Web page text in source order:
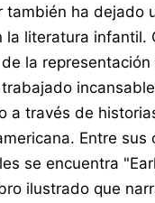
también ha dejado
la literatura infantil.
la representación
a través de
Entre sus
se encuentra
ilustrado que